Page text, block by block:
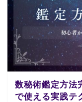
数秘術鑑定方法
で使える実践テ